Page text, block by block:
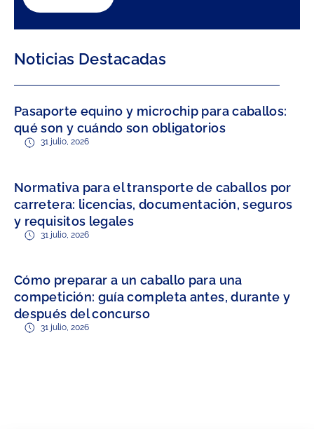
Noticias Destacadas
Pasaporte equino y microchip para caballos:
qué son y cuándo son obligatorios
31 julio, 2026
Normativa para el transporte de caballos por
carretera: licencias, documentación, seguros
y requisitos legales
31 julio, 2026
Cómo preparar a un caballo para una
competición: guía completa antes, durante y
después del concurso
31 julio, 2026